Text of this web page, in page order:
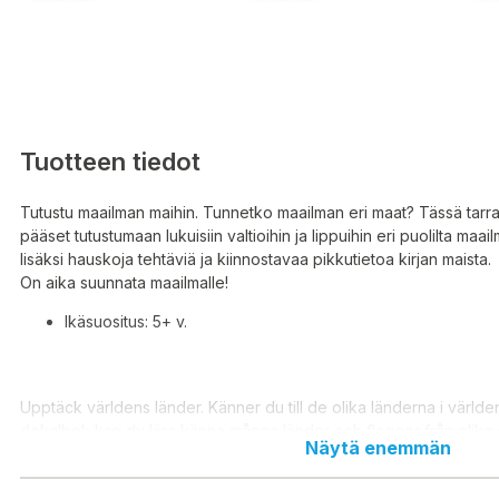
Tuotteen tiedot
Tutustu maailman maihin. Tunnetko maailman eri maat? Tässä
pääset tutustumaan lukuisiin valtioihin ja lippuihin eri puolilta
lisäksi hauskoja tehtäviä ja kiinnostavaa pikkutietoa kirjan maista.
On aika suunnata maailmalle!
Ikäsuositus: 5+ v.
Upptäck världens länder. Känner du till de olika länderna i
Det finns också roliga uppgifter och intressanta smått och gott
Det är dags att bege sig ut i världen!
Näytä enemmän